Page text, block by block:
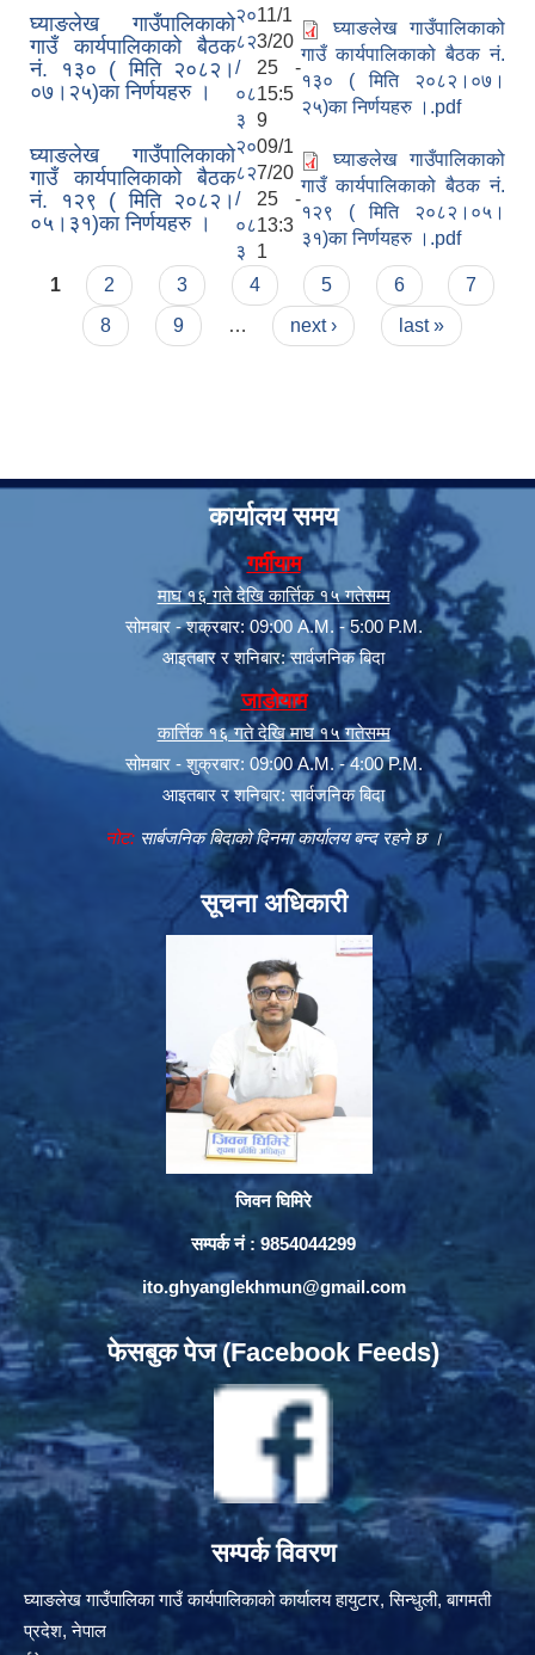
घ्याङलेख गाउँपालिकाको
गाउँ कार्यपालिकाको बैठक
नं. १३० ( मिति २०८२।
०७।२५)का निर्णयहरु ।
२०
८२
/
०८
३
11/1
3/20
25 -
15:5
9
घ्याङलेख गाउँपालिकाको
गाउँ कार्यपालिकाको बैठक नं.
१३० ( मिति २०८२।०७।
२५)का निर्णयहरु ।.pdf
घ्याङलेख गाउँपालिकाको
गाउँ कार्यपालिकाको बैठक
नं. १२९ ( मिति २०८२।
०५।३१)का निर्णयहरु ।
२०
८२
/
०८
३
09/1
7/20
25 -
13:3
1
घ्याङलेख गाउँपालिकाको
गाउँ कार्यपालिकाको बैठक नं.
१२९ ( मिति २०८२।०५।
३१)का निर्णयहरु ।.pdf
Pages
1 2 3 4 5 6
7
8
9 … next › last »
कार्यालय समय
गर्मीयाम
माघ १६ गते देखि कार्त्तिक १५ गतेसम्म
सोमबार - शक्रबार: 09:00 A.M. - 5:00 P.M.
आइतबार र शनिबार: सार्वजनिक बिदा
जाडोयाम
कार्त्तिक १६ गते देखि माघ १५ गतेसम्म
सोमबार - शुक्रबार: 09:00 A.M. - 4:00 P.M.
आइतबार र शनिबार: सार्वजनिक बिदा
नोट:सार्बजनिक बिदाको दिनमा कार्यालय बन्द रहने छ ।
सूचना अधिकारी
जिवन घिमिरे
सम्पर्क नं : 9854044299
ito.ghyanglekhmun@gmail.com
फेसबुक पेज (Facebook Feeds)
सम्पर्क विवरण
घ्याङलेख गाउँपालिका गाउँ कार्यपालिकाको कार्यालय हायुटार, सिन्धुली, बागमती
प्रदेश, नेपाल